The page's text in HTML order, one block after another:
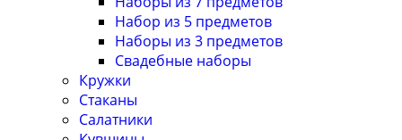
Набор из 5 предметов
Наборы из 3 предметов
Свадебные наборы
Кружки
Стаканы
Салатники